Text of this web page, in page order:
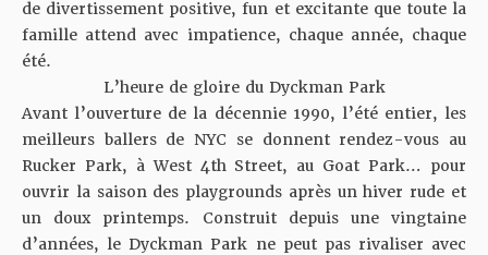
de divertissement positive, fun et excitante que toute la
famille attend avec impatience, chaque année, chaque
été.
L’heure de gloire du Dyckman Park
Avant l’ouverture de la décennie 1990, l’été entier, les
meilleurs ballers de NYC se donnent rendez-vous au
Rucker Park, àWest 4th Street, au Goat Park… pour
ouvrir la saison des playgrounds après un hiver rude et
un doux printemps. Construit depuis une vingtaine
d’années, le Dyckman Park ne peut pas rivaliser avec